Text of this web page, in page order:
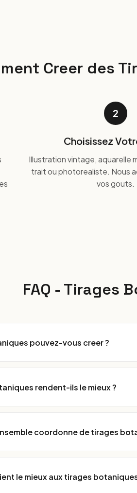
Creer des
2
Choisissez
Illustration vintage, aquarelle
trait ou photorealiste. Nous
vos gouts.
FAQ - Tirages
pouvez-vous creer ?
rendent-ils le mieux ?
coordonne de tirages
le mieux aux tirages